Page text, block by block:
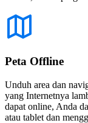
Peta Offline
Unduh area dan
yang Internetnya
dapat online, Anda
atau tablet dan